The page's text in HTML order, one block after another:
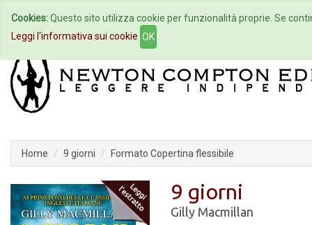
Home Autori Eventi
Home 9 giorni Formato Copertina flessibile
9 giorni
Gilly Macmillan
Cookies:Questo sito utilizza cookie per funzionalità proprie. Se
Leggi l'informativa sui cookie OK